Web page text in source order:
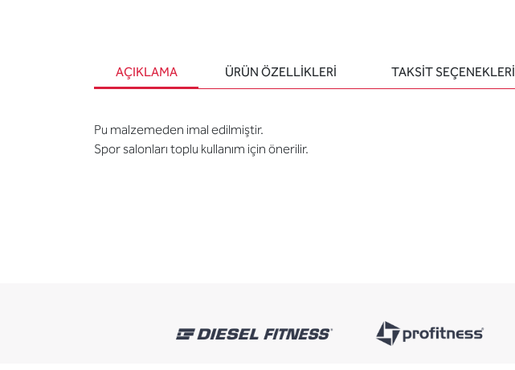
AÇIKLAMA ÜRÜN ÖZELLIKLERI TAKSİT SEÇENEKLERİ
Pu malzemeden imal edilmiştir.
Spor salonları toplu kullanım için önerilir.